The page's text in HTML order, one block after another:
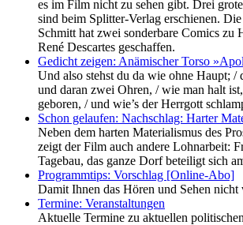
es im Film nicht zu sehen gibt. Drei
sind beim Splitter-Verlag erschienen.
Schmitt hat zwei sonderbare Comics zu
René Descartes geschaffen.
Gedicht zeigen: Anämischer Torso
Und also stehst du da wie ohne Haupt; /
und daran zwei Ohren, / wie man halt
geboren, / und wie’s der Herrgott
Schon gelaufen: Nachschlag: Harter
Neben dem harten Materialismus des
zeigt der Film auch andere Lohnarbeit:
Tagebau, das ganze Dorf beteiligt sich
Programmtips: Vorschlag [Online-Abo]
Damit Ihnen das Hören und Sehen nicht
Termine: Veranstaltungen
Aktuelle Termine zu aktuellen